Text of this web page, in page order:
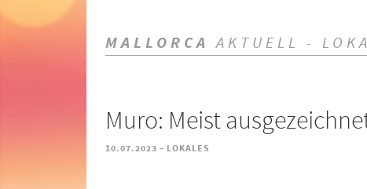
MALLORCA AKTUELL -
Muro: Meist
10.07.2023 - LOKALES